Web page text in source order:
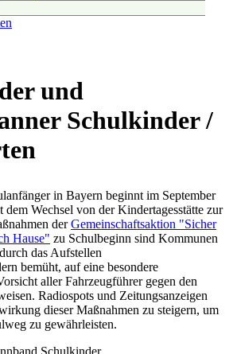
und
Schulkinder /
in Bayern beginnt im September
Wechsel von der Kindertagesstätte zur
derGemeinschaftsaktion "Sicher
Hause" zu Schulbeginn sind Kommunen
das Aufstellen
bemüht, auf eine besondere
aller Fahrzeugführer gegen den
Radiospots und Zeitungsanzeigen
dieser Maßnahmen zu steigern, um
zu gewährleisten.